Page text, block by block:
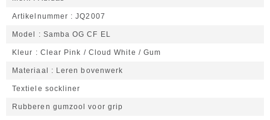
Artikelnummer JQ2007
Model Samba OG CF EL
Kleur Clear Pink / Cloud White / Gum
Materiaal Leren bovenwerk
Textiele sockliner
Rubberen gumzool voor grip